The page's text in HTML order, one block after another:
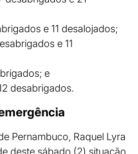
e 11 desalojados;
e 11
e
desabrigados.
Pernambuco, Raquel Lyra
deste sábado (2) situação